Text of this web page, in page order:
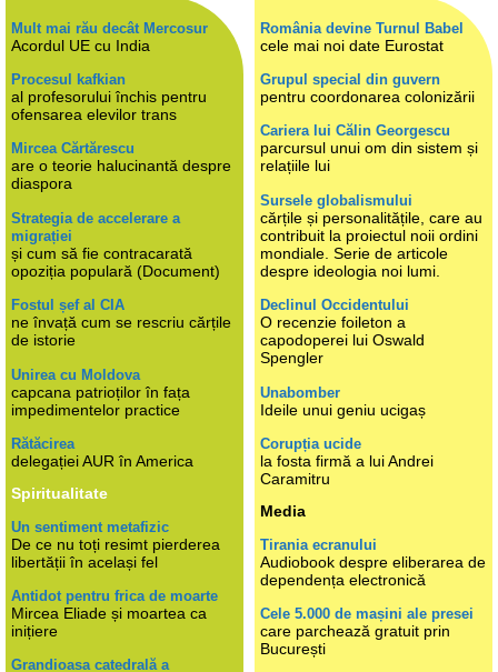
Mult mai rău decât Mercosur
Acordul UE cu India
Procesul kafkian
al profesorului închis pentru
ofensarea elevilor trans
Mircea Cărtărescu
are o teorie halucinantă despre
diaspora
Strategia de accelerare a
migrației
și cum să fie contracarată
opoziția populară (Document)
Fostul șef al CIA
ne învață cum se rescriu cărțile
de istorie
Unirea cu Moldova
capcana patrioților în fața
impedimentelor practice
Rătăcirea
delegației AUR în America
Spiritualitate
Un sentiment metafizic
De ce nu toți resimt pierderea
libertății în același fel
Antidot pentru frica de moarte
Mircea Eliade și moartea ca
inițiere
Grandioasa catedrală a
România devine Turnul Babel
cele mai noi date Eurostat
Grupul special din guvern
pentru coordonarea colonizării
Cariera lui Călin Georgescu
parcursul unui om din sistem și
relațiile lui
Sursele globalismului
cărțile și personalitățile, care au
contribuit la proiectul noii ordini
mondiale. Serie de articole
despre ideologia noi lumi.
Declinul Occidentului
O recenzie foileton a
capodoperei lui Oswald
Spengler
Unabomber
Ideile unui geniu ucigaș
Corupția ucide
la fosta firmă a lui Andrei
Caramitru
Media
Tirania ecranului
Audiobook despre eliberarea de
dependența electronică
Cele 5.000 de mașini ale presei
care parchează gratuit prin
București